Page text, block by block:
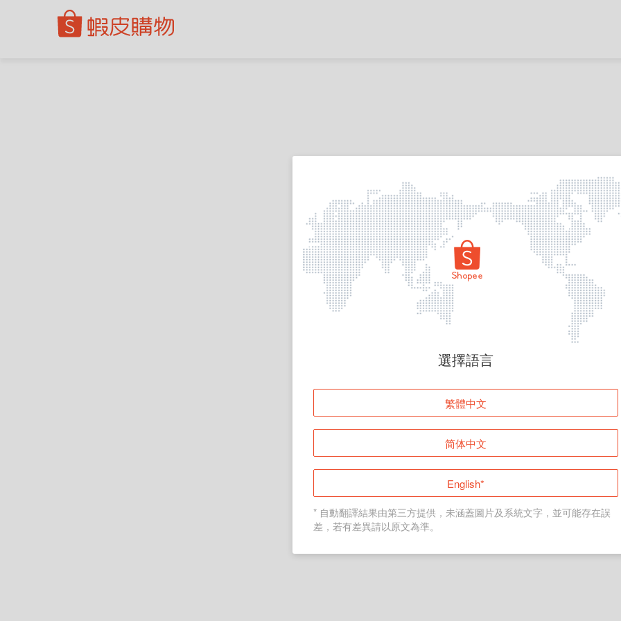
頁面無法顯示
登入
返回首頁
選擇語言
繁體中文
简体中文
English*
* 自動翻譯結果由第三方提供，未涵蓋圖片及系統文字，並可能存在誤
差，若有差異請以原文為準。